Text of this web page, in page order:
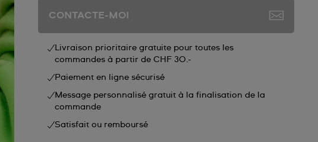
CONTACTE-MOI
Livraison prioritaire gratuite pour toutes les
commandes à partir de CHF 30.-
Paiement en ligne sécurisé
Message personnalisé gratuit à la finalisation de la
commande
Satisfait ou remboursé